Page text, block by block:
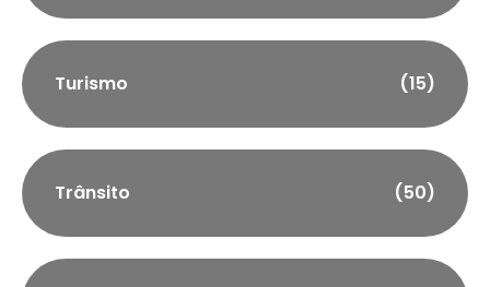
Turismo (15)
Trânsito (50)